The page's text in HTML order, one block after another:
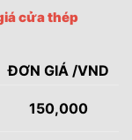
cửa thép
ĐƠN GIÁ /VND
150,000